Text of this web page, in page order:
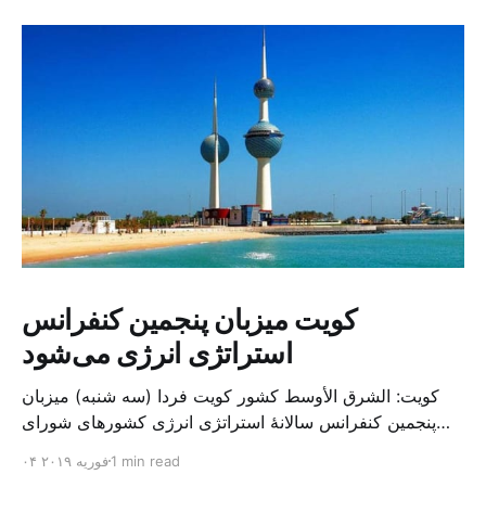
کویت میزبان پنجمین کنفرانس
استراتژی انرژی می‌شود
کویت: الشرق الأوسط کشور کویت فردا (سه شنبه) میزبان
پنجمین کنفرانس سالانهٔ استراتژی انرژی کشورهای شورای
متخصص از شرکت‌های جهانی نفت و گاز در این کنفرانس
۰۴ فوریه ۲۰۱۹1 min read